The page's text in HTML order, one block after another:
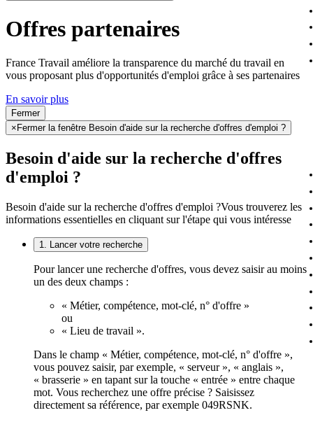
Offres partenaires
France Travail améliore la transparence du marché du travail en
vous proposant plus d'opportunités d'emploi grâce à ses partenaires
En savoir plus
Fermer
× Fermer la fenêtre Besoin d'aide sur la recherche d'offres d'emploi ?
Besoin d'aide sur la recherche d'offres
d'emploi ?
Besoin d'aide sur la recherche d'offres d'emploi ?Vous trouverez les
informations essentielles en cliquant sur l'étape qui vous intéresse
1. Lancer votre recherche
Pour lancer une recherche d'offres, vous devez saisir au moins
un des deux champs :
« Métier, compétence, mot-clé, n° d'offre »
ou
« Lieu de travail ».
Dans le champ « Métier, compétence, mot-clé, n° d'offre »,
vous pouvez saisir, par exemple, « serveur », « anglais »,
« brasserie » en tapant sur la touche « entrée » entre chaque
mot. Vous recherchez une offre précise ? Saisissez
directement sa référence, par exemple 049RSNK.